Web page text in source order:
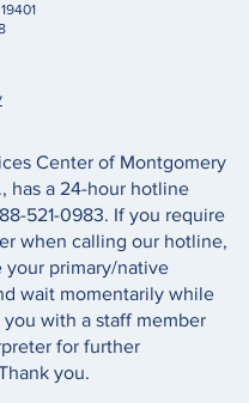
Center of Montgomery
has a 24-hour hotline
521-0983. If you require
when calling our hotline,
your primary/native
wait momentarily while
with a staff member
for further
you.